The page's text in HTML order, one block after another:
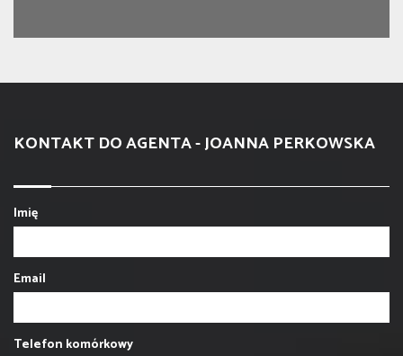
KONTAKT DO AGENTA - JOANNA PERKOWSKA
Imię
Email
Telefon komórkowy